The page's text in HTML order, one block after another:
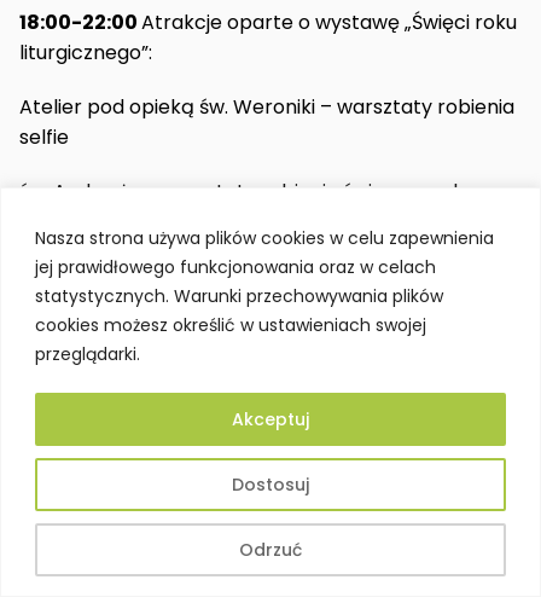
Nasza strona używa plików cookies w celu zapewnienia
jej prawidłowego funkcjonowania oraz w celach
statystycznych. Warunki przechowywania plików
cookies możesz określić w ustawieniach swojej
przeglądarki.
Dostosuj
Odrzuć
Akceptuj
18:00-22:00Atrakcje oparte o wystawę „Święci roku
liturgicznego”:
Atelier pod opieką św. Weroniki – warsztaty robienia
selfie
św. Ambroży – warsztaty robienia świec z wosku
św. Błażej – warsztaty tkania krajek z wełny
św. Idzi – wykład „Święci i medycyna ludowa”
Link do wydarzenia
ostromecko